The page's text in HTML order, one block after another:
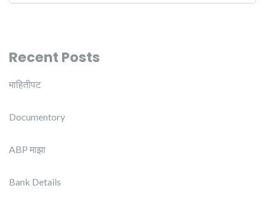
Recent Posts
माहितीपट
Documentory
ABP माझा
Bank Details